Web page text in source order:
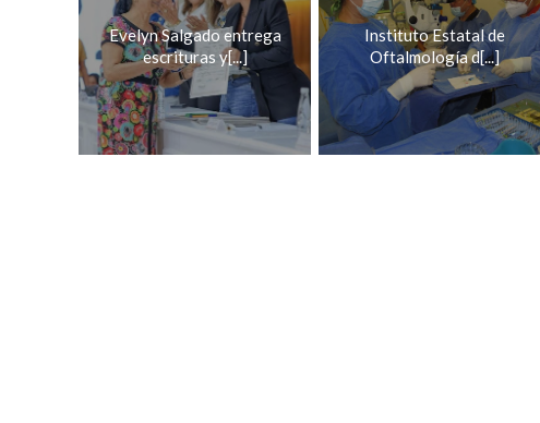
Evelyn Salgado entrega
escrituras y[...]
Instituto Estatal de
Oftalmología d[...]